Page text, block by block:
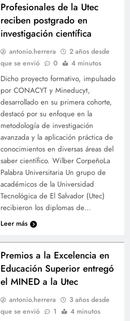
Profesionales de la Utec
reciben postgrado en
investigación científica
antonio.herrera
2 años desde
que se envió
0 4 minutos
Dicho proyecto formativo, impulsado
por CONACYT y Mineducyt,
desarrollado en su primera cohorte,
destacó por su enfoque en la
metodología de investigación
avanzada y la aplicación práctica de
conocimientos en diversas áreas del
saber científico. Wilber CorpeñoLa
Palabra Universitaria Un grupo de
académicos de la Universidad
Tecnológica de El Salvador (Utec)
recibieron los diplomas de…
Leer más
Premios a la Excelencia en
Educación Superior entregó
el MINED a la Utec
antonio.herrera
3 años desde
que se envió
1 4 minutos